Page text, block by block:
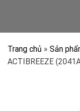
Trang chủ » Sản
ACTIBREEZE